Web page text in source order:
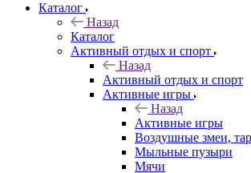
Каталог
Назад
Каталог
Активный отдых и спорт
Назад
Активный отдых и спорт
Активные игры
Назад
Активные игры
Воздушные змеи,
Мыльные пузыри
Мячи